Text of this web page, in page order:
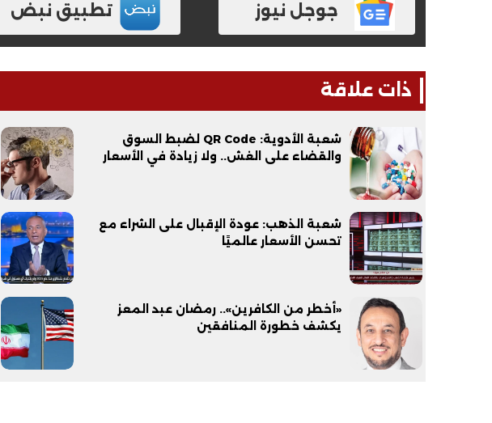
جوجل نيوز تطبيق نبض
ذات علاقة
شعبة الأدوية: QR Code لضبط السوق
والقضاء على الغش.. ولا زيادة في الأسعار
شعبة الذهب: عودة الإقبال على الشراء مع
تحسن الأسعار عالميًا
«أخطر من الكافرين».. رمضان عبد المعز
يكشف خطورة المنافقين
الوداع الأخير.. دفن جثامين الضحايا
الأربعة بقرية السعدية في الفيوم
افتتاح أكبر صرح ديني في القوصية..
تحفة معمارية بتكلفة تجاوزت 20